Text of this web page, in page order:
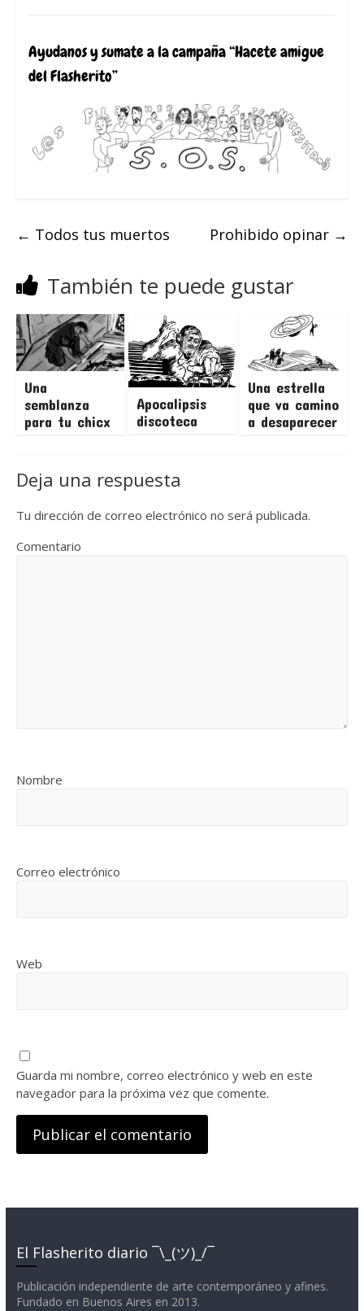
Ayudanos y sumate a la campaña “Hacete amigue
del Flasherito”
← Todos tus muertos Prohibido opinar →
También te puede gustar
Una
semblanza
para tu chicx
Apocalipsis
discoteca
Una estrella
que va camino
a desaparecer
Deja una respuesta
Tu dirección de correo electrónico no será publicada.
Comentario
Nombre
Correo electrónico
Web
Guarda mi nombre, correo electrónico y web en este
navegador para la próxima vez que comente.
El Flasherito diario ¯\_(ツ)_/¯
Publicación independiente de arte contemporáneo y afines.
Fundado en Buenos Aires en 2013.